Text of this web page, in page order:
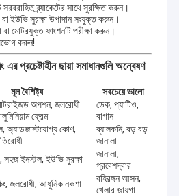
সরবরাহিত ব্র্যাকেটের সাথে সুরক্ষিত করুন।
ইউভি সুরক্ষা উপাদান সংযুক্ত করুন।
বা মোটরযুক্ত ফাংশনটি পরীক্ষা করুন।
করুন!
প্রচেষ্টাহীন ছায়া সমাধানগুলি অন্বেষণ
মূল বৈশিষ্ট্য
সবচেয়ে ভালো
অপশন, জলরোধী
ফ্রেম
ডেক, প্যাটিও,
বাগান
অ্যাডজাস্টযোগ্য কোণ,
ব্যালকনি, বড় বড়
জানালা
সহজ ইনস্টল, ইউভি সুরক্ষা
জানালা,
প্রবেশদ্বার
জলরোধী, আধুনিক নকশা
বহিরঙ্গন আসন,
খেলার জায়গা